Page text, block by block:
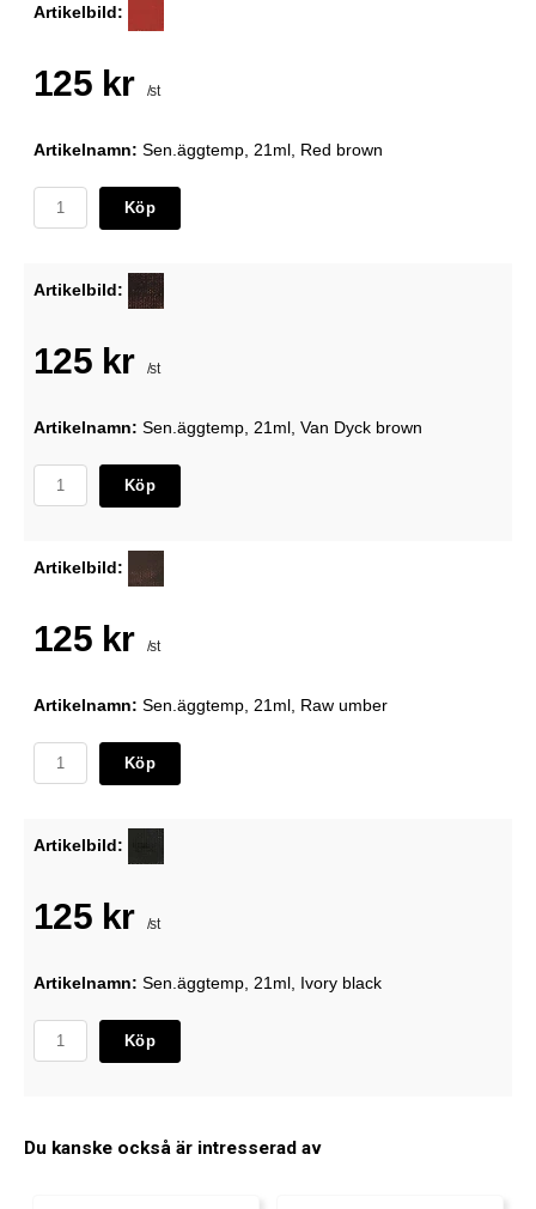
Artikelbild:
125 kr /st
Artikelnamn: Sen.äggtemp, 21ml, Red brown
Köp
Artikelbild:
125 kr /st
Artikelnamn: Sen.äggtemp, 21ml, Van Dyck brown
Köp
Artikelbild:
125 kr /st
Artikelnamn: Sen.äggtemp, 21ml, Raw umber
Köp
Artikelbild:
125 kr /st
Artikelnamn: Sen.äggtemp, 21ml, Ivory black
Köp
Du kanske också är intresserad av